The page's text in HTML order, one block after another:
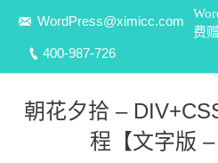
WordPress@ximicc.com
400-987-726
费
朝花夕拾 –
程【文字版 –